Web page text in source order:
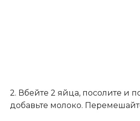
2. Вбейте 2 яйца, посолите и
добавьте молоко.